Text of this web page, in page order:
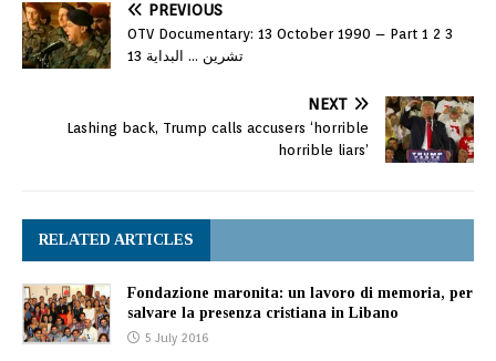
PREVIOUS
OTV Documentary: 13 October 1990 – Part 1 2 3
تشرين … البداية 13
NEXT
Lashing back, Trump calls accusers ‘horrible
horrible liars’
RELATED ARTICLES
Fondazione maronita: un lavoro di memoria, per
salvare la presenza cristiana in Libano
5 July 2016